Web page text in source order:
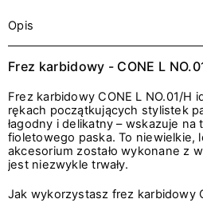
Opis
Frez karbidowy - CONE L
Frez karbidowy CONE L NO.01/H
rękach początkujących stylistek
łagodny i delikatny – wskazuje
fioletowego paska. To niewielkie,
akcesorium zostało wykonane z
jest niezwykle trwały.
Jak wykorzystasz frez karbidowy